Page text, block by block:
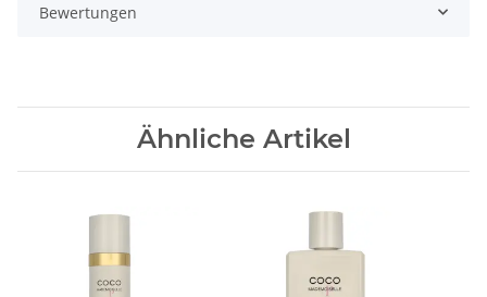
Bewertungen
Ähnliche Artikel